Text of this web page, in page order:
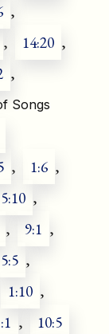
,
, 14:20 ,
,
Songs
, 1:6 ,
5:10 ,
, 9:1 ,
5:5 ,
1:10 ,
, 10:5